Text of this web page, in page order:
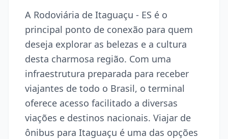
A Rodoviária de Itaguaçu - ES é o
principal ponto de conexão para quem
deseja explorar as belezas e a cultura
desta charmosa região. Com uma
infraestrutura preparada para receber
viajantes de todo o Brasil, o terminal
oferece acesso facilitado a diversas
viações e destinos nacionais. Viajar de
ônibus para Itaguaçu é uma das opções